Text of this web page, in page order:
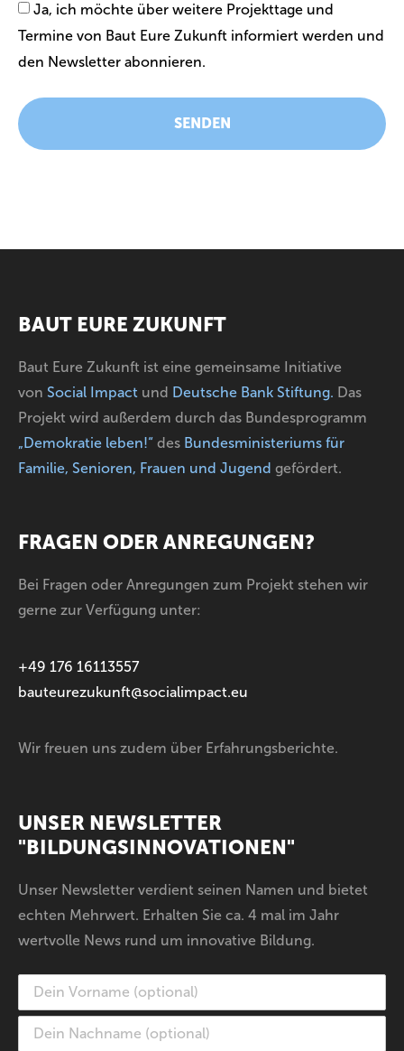
Ja, ich möchte über weitere Projekttage und
Termine von Baut Eure Zukunft informiert werden und
den Newsletter abonnieren.
SENDEN
BAUT EURE ZUKUNFT
Baut Eure Zukunft ist eine gemeinsame Initiative
von Social Impact und Deutsche Bank Stiftung. Das
Projekt wird außerdem durch das Bundesprogramm
„Demokratie leben!“ des Bundesministeriums für
Familie, Senioren, Frauen und Jugend gefördert.
FRAGEN ODER ANREGUNGEN?
Bei Fragen oder Anregungen zum Projekt stehen wir
gerne zur Verfügung unter:
+49 176 16113557
bauteurezukunft@socialimpact.eu
Wir freuen uns zudem über Erfahrungsberichte.
UNSER NEWSLETTER
"BILDUNGSINNOVATIONEN"
Unser Newsletter verdient seinen Namen und bietet
echten Mehrwert. Erhalten Sie ca. 4 mal im Jahr
wertvolle News rund um innovative Bildung.